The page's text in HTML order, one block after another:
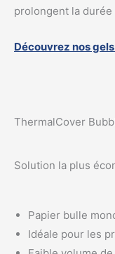
prolongent la durée
Découvrez nos
ThermalCover
Solution la plus
Papier bulle
Idéale pour les